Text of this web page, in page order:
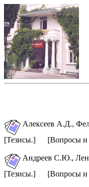
Алексеев А.Д.,
[Тезисы.] [Вопросы и
Андреев С.Ю.,
[Тезисы.] [Вопросы и